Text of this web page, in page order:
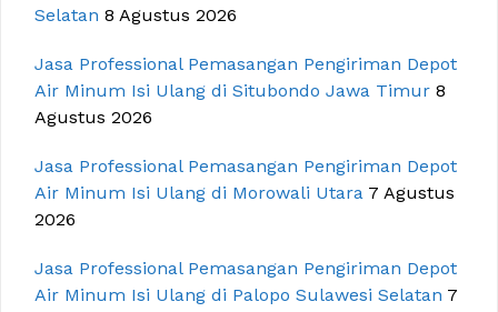
Selatan 8 Agustus 2026
Jasa Professional Pemasangan Pengiriman Depot
Air Minum Isi Ulang di Situbondo Jawa Timur 8
Agustus 2026
Jasa Professional Pemasangan Pengiriman Depot
Air Minum Isi Ulang di Morowali Utara 7 Agustus
2026
Jasa Professional Pemasangan Pengiriman Depot
Air Minum Isi Ulang di Palopo Sulawesi Selatan 7